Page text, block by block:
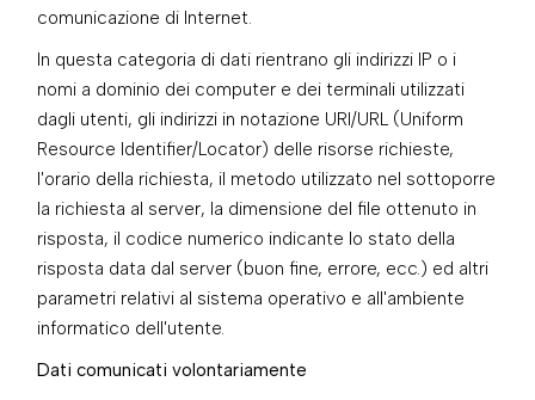
comunicazione di Internet.
In questa categoria di dati rientrano gli indirizzi IP o i
nomi a dominio dei computer e dei terminali utilizzati
dagli utenti, gli indirizzi in notazione URI/URL (Uniform
Resource Identifier/Locator) delle risorse richieste,
l'orario della richiesta, il metodo utilizzato nel sottoporre
la richiesta al server, la dimensione del file ottenuto in
risposta, il codice numerico indicante lo stato della
risposta data dal server (buon fine, errore, ecc.) ed altri
parametri relativi al sistema operativo e all'ambiente
informatico dell'utente.
Dati comunicati volontariamente